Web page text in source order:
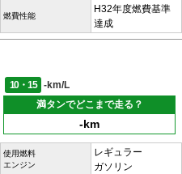
燃費性能
H32年度燃費基準
達成
10・15
-km/L
満タンでどこまで走る？
-km
使用燃料
エンジン
レギュラー
ガソリン